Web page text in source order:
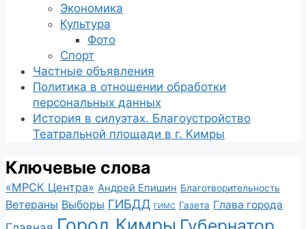
Экономика
Культура
Фото
Спорт
Частные объявления
Политика в отношении обработки
персональных данных
История в силуэтах. Благоустройство
Театральной площади в г. Кимры
Ключевые слова
«МРСК Центра» Андрей Епишин Благотворительность
Ветераны Выборы ГИБДД ГИМС Газета Глава города